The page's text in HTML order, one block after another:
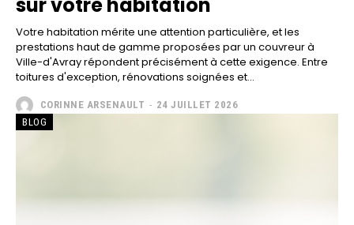
Votre habitation mérite une attention particulière, et les
prestations haut de gamme proposées par un couvreur à
Ville-d'Avray répondent précisément à cette exigence. Entre
toitures d'exception, rénovations soignées et...
CORINNE ARSENAULT - 24 JUILLET 2026
BLOG